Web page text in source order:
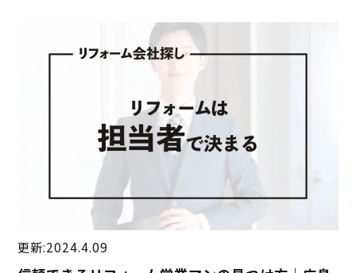
更新:2024.4.09